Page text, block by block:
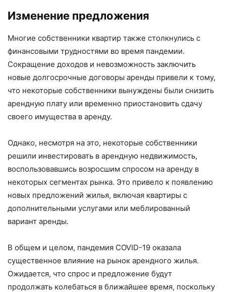
Изменение предложения
Многие собственники квартир также столкнулись с
финансовыми трудностями во время пандемии.
Сокращение доходов и невозможность заключить
новые долгосрочные договоры аренды привели к тому,
что некоторые собственники вынуждены были снизить
арендную плату или временно приостановить сдачу
своего имущества в аренду.
Однако, несмотря на это, некоторые собственники
решили инвестировать в арендную недвижимость,
воспользовавшись возросшим спросом на аренду в
некоторых сегментах рынка. Это привело к появлению
новых предложений жилья, включая квартиры с
дополнительными услугами или меблированный
вариант аренды.
В общем и целом, пандемия COVID-19 оказала
существенное влияние на рынок арендного жилья.
Ожидается, что спрос и предложение будут
продолжать колебаться в ближайшее время, поскольку